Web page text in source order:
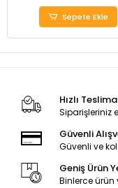
Sepete Ekle
Hızlı
Siparişleriniz
Güvenli
Güvenli ve
Geniş Ürün
Binlerce